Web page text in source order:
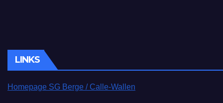
LINKS
Homepage SG Berge / Calle-Wallen